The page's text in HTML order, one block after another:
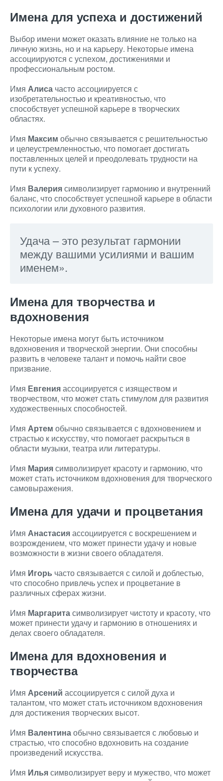
Имена для успеха и достижений
Выбор имени может оказать влияние не только на
личную жизнь, но и на карьеру. Некоторые имена
ассоциируются с успехом, достижениями и
профессиональным ростом.
Имя Алиса часто ассоциируется с
изобретательностью и креативностью, что
способствует успешной карьере в творческих
областях.
Имя Максим обычно связывается с решительностью
и целеустремленностью, что помогает достигать
поставленных целей и преодолевать трудности на
пути к успеху.
Имя Валериясимволизирует гармонию и внутренний
баланс, что способствует успешной карьере в области
психологии или духовного развития.
Удача – это результат гармонии
между вашими усилиями и вашим
именем».
Имена для творчества и
вдохновения
Некоторые имена могут быть источником
вдохновения и творческой энергии. Они способны
развить в человеке талант и помочь найти свое
призвание.
Имя Евгенияассоциируется с изяществом и
творчеством, что может стать стимулом для развития
художественных способностей.
Имя Артем обычно связывается с вдохновением и
страстью к искусству, что помогает раскрыться в
области музыки, театра или литературы.
Имя Мариясимволизирует красоту и гармонию, что
может стать источником вдохновения для творческого
самовыражения.
Имена для удачи и процветания
Имя Анастасияассоциируется с воскрешением и
возрождением, что может принести удачу и новые
возможности в жизни своего обладателя.
Имя Игорь часто связывается с силой и доблестью,
что способно привлечь успех и процветание в
различных сферах жизни.
Имя Маргаритасимволизирует чистоту и красоту, что
может принести удачу и гармонию в отношениях и
делах своего обладателя.
Имена для вдохновения и
творчества
Имя Арсений ассоциируется с силой духа и
талантом, что может стать источником вдохновения
для достижения творческих высот.
Имя Валентинаобычно связывается с любовью и
страстью, что способно вдохновить на создание
произведений искусства.
Имя Ильясимволизирует веру и мужество, что может